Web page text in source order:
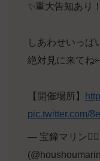
✨重大告知あり
しあわせいっぱ
絶対見に来てね
【開催場所】
pic.twitter.com/
— 宝鐘マリン